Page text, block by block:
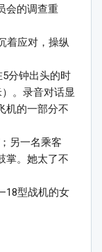
会的调查重
着应对，操纵
分钟出头的时
。录音对话显
机的一部分不
另一名乘客
掌。她太了不
型战机的女